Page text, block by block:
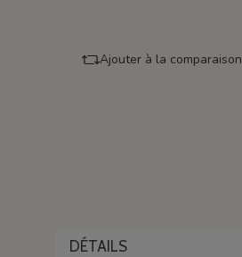
Ajouter à la comparaison
DÉTAILS